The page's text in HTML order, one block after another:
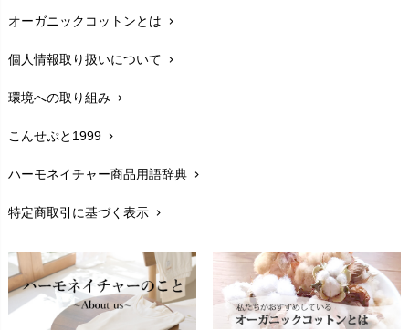
在庫状況と発送予定chevron_right
サイズ・寸法chevron_right
生地・素材chevron_right
お手入れについて
レビューを書こうchevron_right
返品交換chevron_right
FAXでのご注文
お問い合わせchevron_right
オーガニックコットンとは chevron_right
個人情報取り扱いについて chevron_right
環境への取り組み chevron_right
こんせぷと1999 chevron_right
ハーモネイチャー商品用語辞典 chevron_right
特定商取引に基づく表示 chevron_right